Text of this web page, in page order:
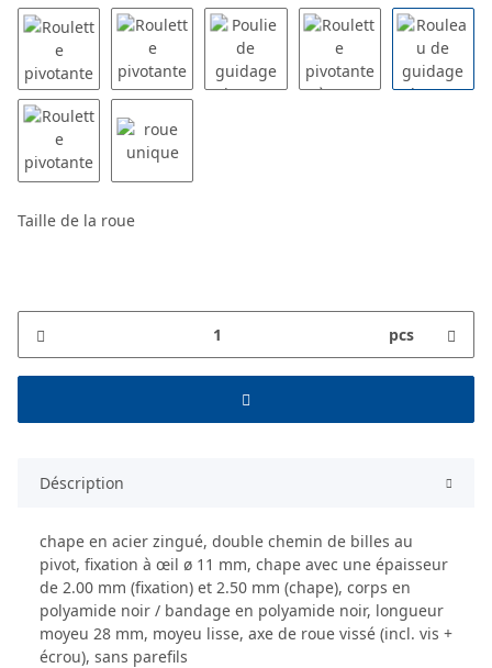
Taille de la roue
pcs
Déscription
chape en acier zingué, double chemin de billes au
pivot, fixation à œil ø 11 mm, chape avec une épaisseur
de 2.00 mm (fixation) et 2.50 mm (chape), corps en
polyamide noir / bandage en polyamide noir, longueur
moyeu 28 mm, moyeu lisse, axe de roue vissé (incl. vis +
écrou), sans parefils